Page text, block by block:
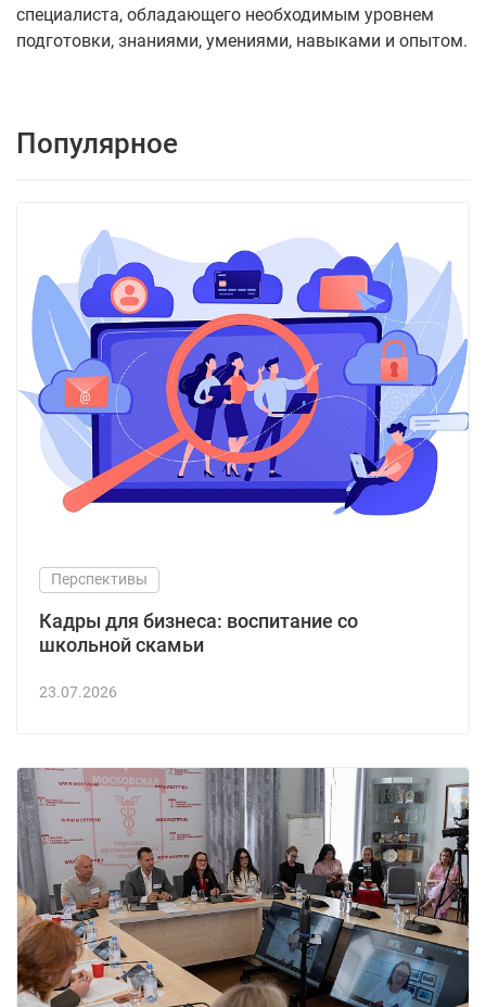
специалиста, обладающего необходимым уровнем
подготовки, знаниями, умениями, навыками и опытом.
Популярное
Перспективы
Кадры для бизнеса: воспитание со
школьной скамьи
23.07.2026